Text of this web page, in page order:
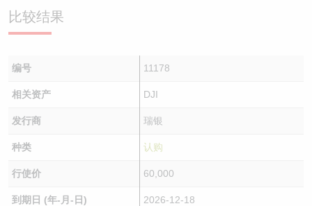
比较结果
编号 11178
相关资产 DJI
发行商 瑞银
种类 认购
行使价 60,000
到期日 (年-月-日) 2026-12-18
认股证文件及公告 (瑞信)
牛熊证速算机
牛熊证文件及公告 (瑞信)
即市板块表现
收市竞价变化